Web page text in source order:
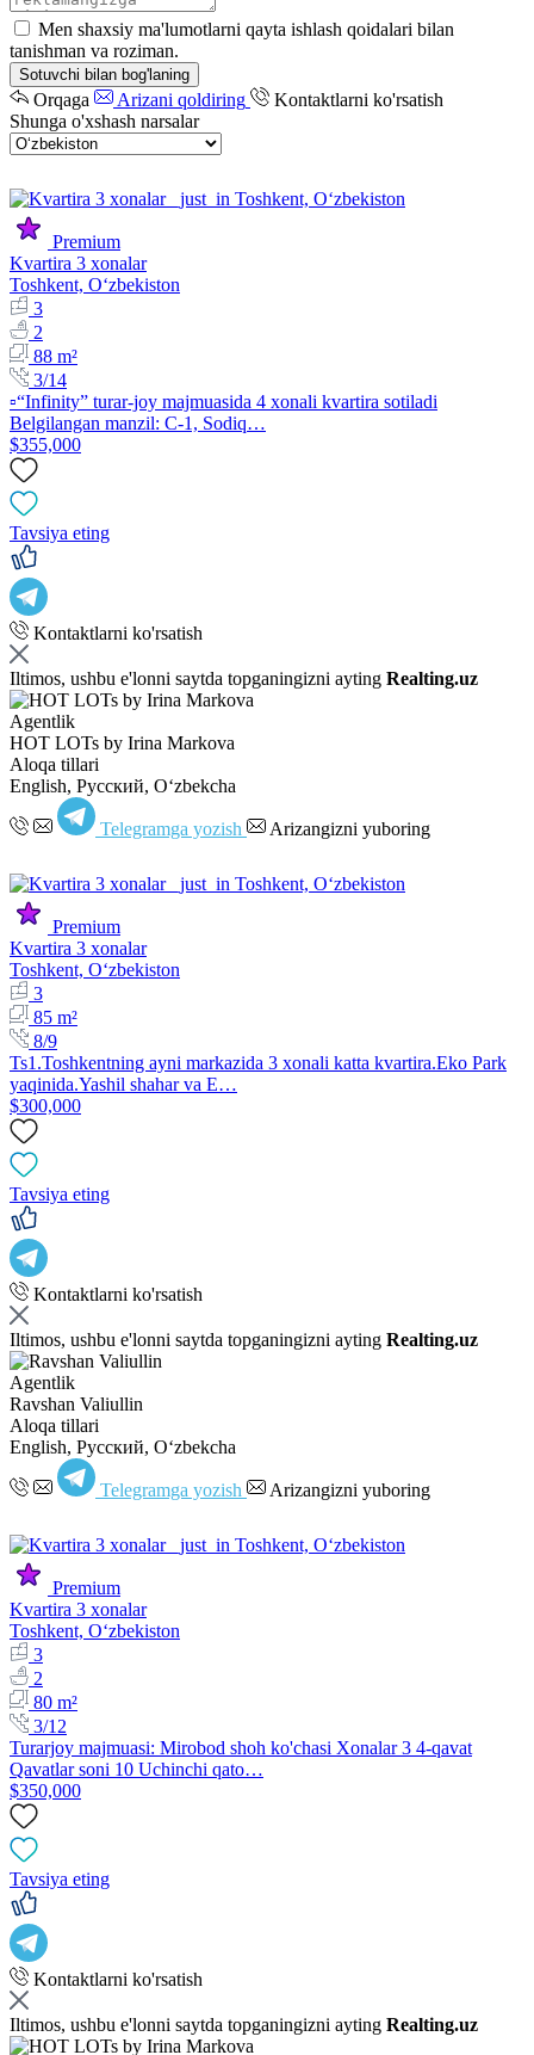
Men shaxsiy ma'lumotlarni qayta ishlash qoidalari bilan
tanishman va roziman.
Sotuvchi bilan bog'laning
Orqaga Arizani qoldiring
Kontaktlarni ko'rsatish
Shunga o'xshash narsalar
Premium
Kvartira 3 xonalar
Toshkent, Oʻzbekiston
3
2
88 m²
3/14
▫️“Infinity” turar-joy majmuasida 4 xonali kvartira sotiladi
Belgilangan manzil: C-1, Sodiq…
$355,000
Tavsiya eting
Kontaktlarni ko'rsatish
Iltimos, ushbu e'lonni saytda topganingizni ayting Realting.uz
Agentlik
HOT LOTs by Irina Markova
Aloqa tillari
English, Русский, Oʻzbekcha
Telegramga yozish Arizangizni yuboring
Premium
Kvartira 3 xonalar
Toshkent, Oʻzbekiston
3
85 m²
8/9
Ts1.Toshkentning ayni markazida 3 xonali katta kvartira.Eko Park
yaqinida.Yashil shahar va E…
$300,000
Tavsiya eting
Kontaktlarni ko'rsatish
Iltimos, ushbu e'lonni saytda topganingizni ayting Realting.uz
Agentlik
Ravshan Valiullin
Aloqa tillari
English, Русский, Oʻzbekcha
Telegramga yozish Arizangizni yuboring
Premium
Kvartira 3 xonalar
Toshkent, Oʻzbekiston
3
2
80 m²
3/12
Turarjoy majmuasi: Mirobod shoh ko'chasi Xonalar 3 4-qavat
Qavatlar soni 10 Uchinchi qato…
$350,000
Tavsiya eting
Kontaktlarni ko'rsatish
Iltimos, ushbu e'lonni saytda topganingizni ayting Realting.uz